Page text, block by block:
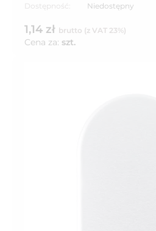
Dostępność:
Niedostępny
1,14 zł brutto (z VAT 23%)
Cena za: szt.